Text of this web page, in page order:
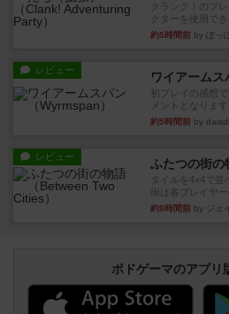
クランク！のプ
クターを使用で
約5時間前 by ぽっ
レビュー ワイアームス
初プレイの感想
メントとなりま
約5時間前 by
レビュー ふたつの街の
タイルを4×4で並
街は各プレイヤー
約9時間前 by ジェ
ボドゲーマのアプリ